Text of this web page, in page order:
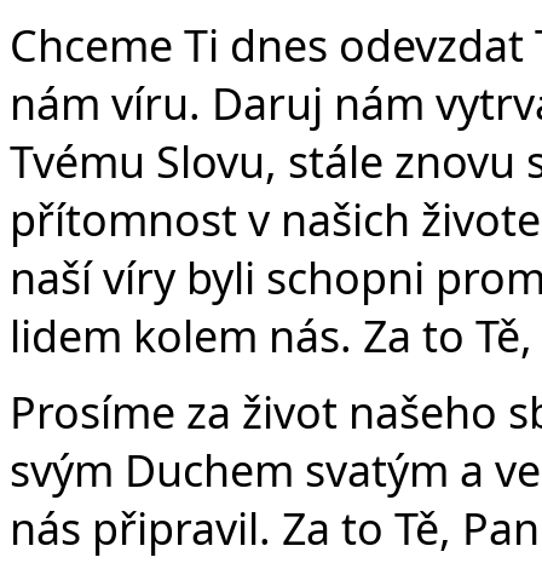
Chceme Ti dnes
nám víru. Daruj nám
Tvému Slovu, stále znovu
přítomnost v našich
naší víry byli schopni
lidem kolem nás. Za to
Prosíme za život našeho
svým Duchem svatým a
nás připravil. Za to Tě,